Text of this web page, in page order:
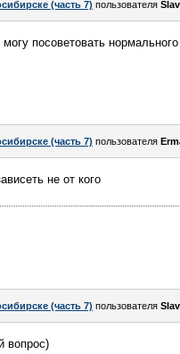
(часть 7) пользователя
посоветовать
(часть 7) пользователя
не от кого
(часть 7) пользователя
вопрос)